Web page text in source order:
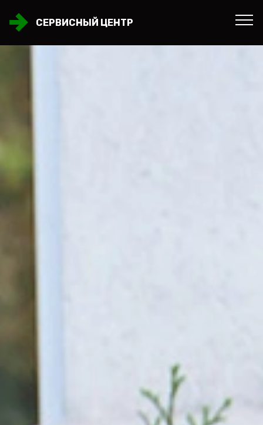
СЕРВИСНЫЙ ЦЕНТР